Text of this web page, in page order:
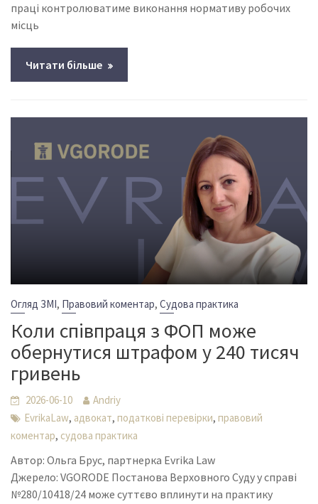
праці контролюватиме виконання нормативу робочих
місць
Читати більше
Огляд ЗМІ, Правовий коментар,Судова практика
Коли співпраця з ФОП може
обернутися штрафом у 240 тисяч
гривень
2026-06-10
Andriy
EvrikaLaw, адвокат,податкові перевірки,правовий
коментар, судова практика
Автор: Ольга Брус, партнерка Evrika Law
Джерело: VGORODE Постанова Верховного Суду у справі
№280/10418/24 може суттєво вплинути на практику